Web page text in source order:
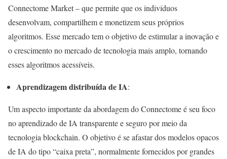
Connectome Market – que permite que os indivíduos
desenvolvam, compartilhem e monetizem seus próprios
algoritmos. Esse mercado tem o objetivo de estimular a inovação e
o crescimento no mercado de tecnologia mais amplo, tornando
esses algoritmos acessíveis.
Aprendizagem distribuída de IA:
Um aspecto importante da abordagem do Connectome é seu foco
no aprendizado de IA transparente e seguro por meio da
tecnologia blockchain. O objetivo é se afastar dos modelos opacos
de IA do tipo “caixa preta”, normalmente fornecidos por grandes